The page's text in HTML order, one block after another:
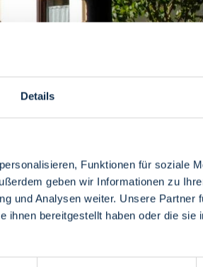
Details
Funktionen für soziale
geben wir Informationen zu
und Analysen weiter. Unsere Partner
ihnen bereitgestellt haben oder die sie
deal of local recreational areas
village, as well as industrial areas.